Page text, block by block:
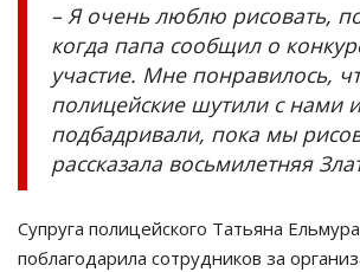
– Я очень люблю рисовать,
когда папа сообщил о
участие. Мне понравилось,
полицейские шутили с нами и
подбадривали, пока мы
рассказала восьмилетняя
Супруга полицейского Татьяна
поблагодарила сотрудников за